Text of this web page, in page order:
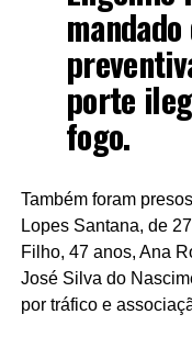
porte
fogo.
Também foram
Lopes Santana, de
Filho, 47 anos, Ana
José Silva do
por tráfico e